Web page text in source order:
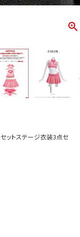
新作
トップス
ボトムス
セットステージ衣装3点セ